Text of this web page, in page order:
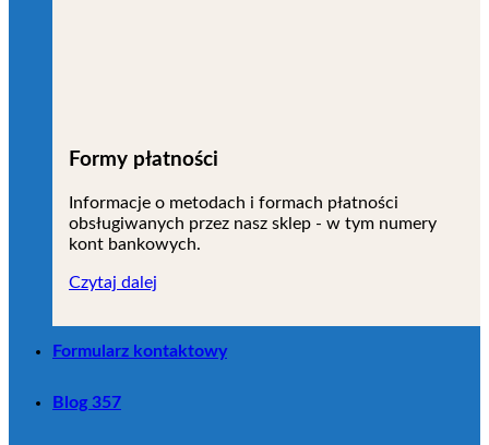
Formy płatności
Informacje o metodach i formach płatności
obsługiwanych przez nasz sklep - w tym numery
kont bankowych.
Czytaj dalej
Formularz kontaktowy
Blog 357